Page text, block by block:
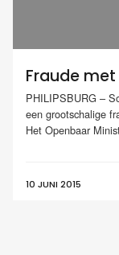
Fraude met
PHILIPSBURG –
een grootschalige
Het Openbaar
10 JUNI 2015